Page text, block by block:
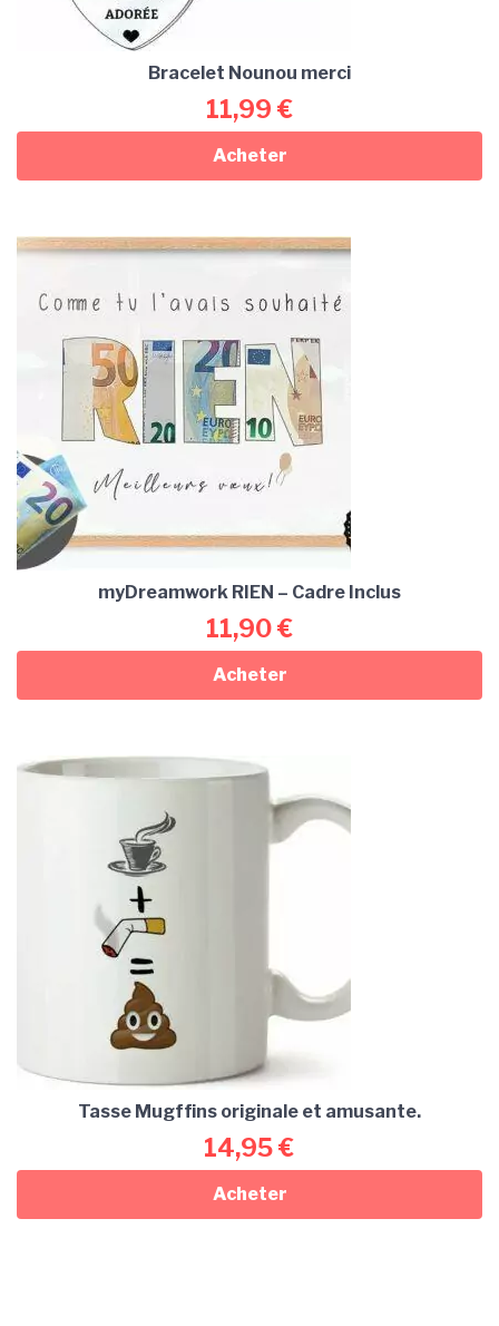
Bracelet Nounou merci
11,99 €
Acheter
myDreamwork RIEN – Cadre Inclus
11,90€
Acheter
Tasse Mugffins originale et amusante.
14,95€
Acheter